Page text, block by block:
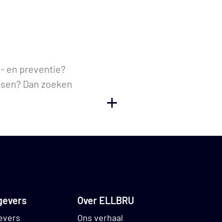
en preventie?
Dan zoeken
en het
TOGGLE WEERGAVE
Over ELLBRU
Ons verhaal